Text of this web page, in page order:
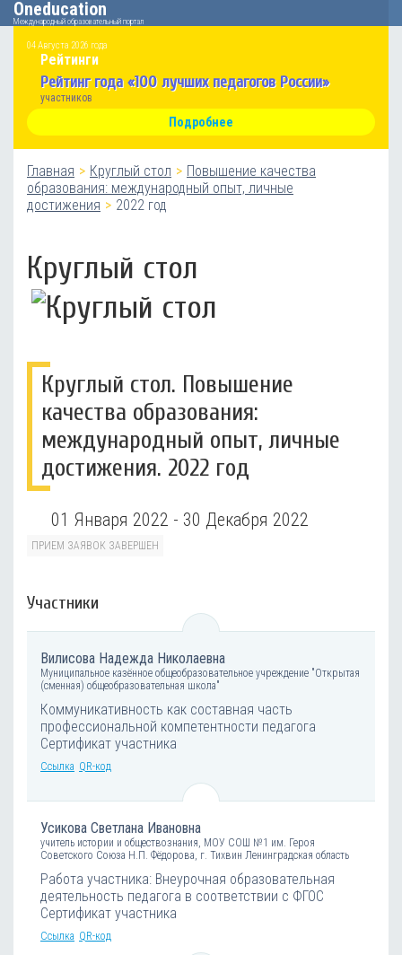
Oneducation
Международный образовательный портал
04 Августа 2026 года
Рейтинги
Рейтинг года «100 лучших педагогов России»
участников
Подробнее
Главная Круглый стол
Повышение качества
образования: международный опыт, личные
достижения
2022 год
Круглый стол
Круглый стол. Повышение
качества образования:
международный опыт, личные
достижения. 2022 год
01 Января 2022 - 30 Декабря 2022
ПРИЕМ ЗАЯВОК ЗАВЕРШЕН
Участники
Вилисова Надежда Николаевна
Муниципальное казённое общеобразовательное учреждение "Открытая
(сменная) общеобразовательная школа"
Коммуникативность как составная часть
профессиональной компетентности педагога
Сертификат участника
Ссылка QR-код
Усикова Светлана Ивановна
учитель истории и обществознания, МОУ СОШ №1 им. Героя
Советского Союза Н.П. Фёдорова, г. Тихвин Ленинградская область
Работа участника: Внеурочная образовательная
деятельность педагога в соответствии с ФГОС
Сертификат участника
Ссылка QR-код